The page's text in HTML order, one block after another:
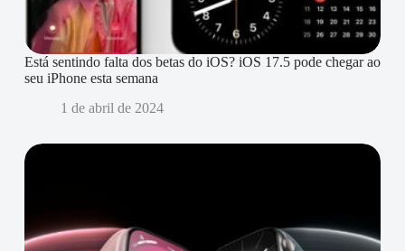
Está sentindo falta dos betas do iOS? iOS 17.5 pode chegar ao
seu iPhone esta semana
1 de abril de 2024